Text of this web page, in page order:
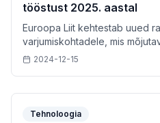
tööstust 2025. aastal
Euroopa Liit kehtestab uued
varjumiskohtadele, mis
kaasa tehnoloogilise
2024-12-15
Tehnoloogia